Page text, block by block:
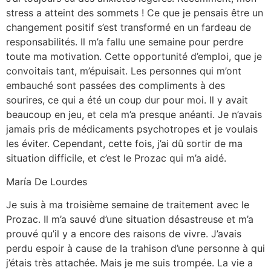
stress a atteint des sommets ! Ce que je pensais être un
changement positif s’est transformé en un fardeau de
responsabilités. Il m’a fallu une semaine pour perdre
toute ma motivation. Cette opportunité d’emploi, que je
convoitais tant, m’épuisait. Les personnes qui m’ont
embauché sont passées des compliments à des
sourires, ce qui a été un coup dur pour moi. Il y avait
beaucoup en jeu, et cela m’a presque anéanti. Je n’avais
jamais pris de médicaments psychotropes et je voulais
les éviter. Cependant, cette fois, j’ai dû sortir de ma
situation difficile, et c’est le Prozac qui m’a aidé.
María De Lourdes
Je suis à ma troisième semaine de traitement avec le
Prozac. Il m’a sauvé d’une situation désastreuse et m’a
prouvé qu’il y a encore des raisons de vivre. J’avais
perdu espoir à cause de la trahison d’une personne à qui
j’étais très attachée. Mais je me suis trompée. La vie a